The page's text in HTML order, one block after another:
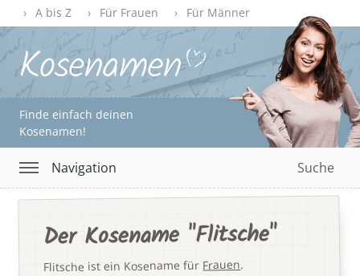
A bis Z Für Frauen Für Männer
Finde einfach deinen
Kosenamen!
Navigation Suche
Der Kosename "Flitsche"
Flitsche ist ein Kosename fürFrauen.